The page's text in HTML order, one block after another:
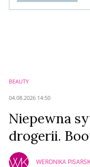
BEAUTY
04.08.2026 14:50
Niepewna
drogerii.
WERONIKA